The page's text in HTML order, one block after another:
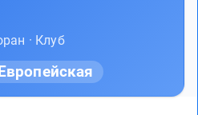
· Клуб